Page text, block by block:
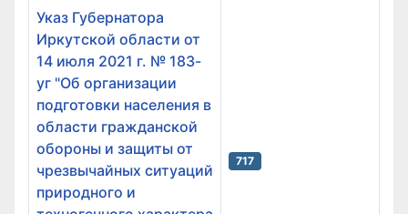
Указ Губернатора
Иркутской области от
14 июля 2021 г. № 183-
уг "Об организации
подготовки населения в
области гражданской
обороны и защиты от
чрезвычайных ситуаций
природного и
717